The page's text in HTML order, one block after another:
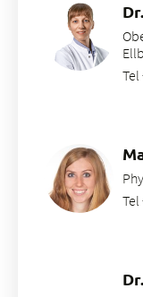
Tel
Tel